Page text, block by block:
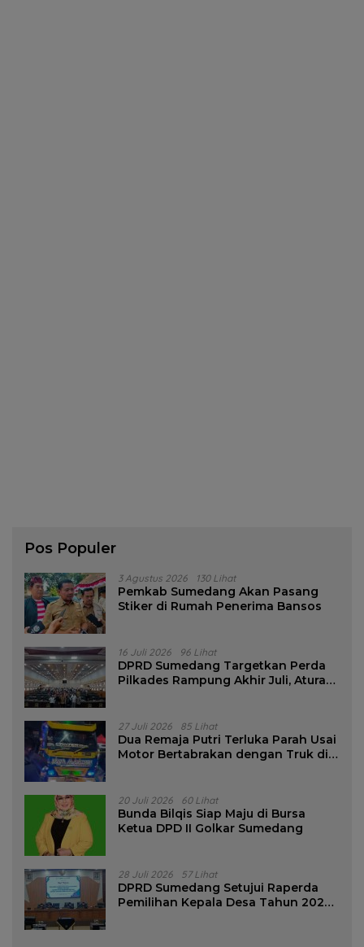
Pos Populer
3 Agustus 2026 130 Lihat
Pemkab Sumedang Akan Pasang
Stiker di Rumah Penerima Bansos
16 Juli 2026 96 Lihat
DPRD Sumedang Targetkan Perda
Pilkades Rampung Akhir Juli, Aturan
27 Juli 2026 85 Lihat
Dua Remaja Putri Terluka Parah Usai
Motor Bertabrakan dengan Truk di
20 Juli 2026 60 Lihat
Bunda Bilqis Siap Maju di Bursa
Ketua DPD II Golkar Sumedang
28 Juli 2026 57 Lihat
DPRD Sumedang Setujui Raperda
Pemilihan Kepala Desa Tahun 2026